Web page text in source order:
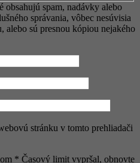
obsahujú spam, nadávky alebo
správania, vôbec nesúvisia
alebo sú presnou kópiou nejakého
stránku v tomto prehliadači
* Časový limit vypršal, obnovte